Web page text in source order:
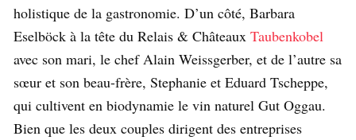
holistique de la gastronomie. D’un côté, Barbara
Eselböck à la tête du Relais & Châteaux Taubenkobel
avec son mari, le chef Alain Weissgerber, et de l’autre sa
sœur et son beau-frère, Stephanie et Eduard Tscheppe,
qui cultivent en biodynamie le vin naturel Gut Oggau.
Bien que les deux couples dirigent des entreprises